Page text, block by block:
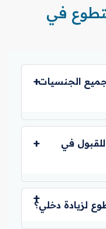
في
الجنسيات
التقديم، خاصة
في
بل تركز على
التعلم.
لزيادة دخلي؟